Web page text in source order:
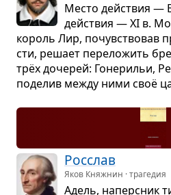
Место действия —
действия — XI в.
король Лир, почув­ство­вав
сти, решает пере­ло­жить
трёх доче­рей: Гоне­ри­льи,
поде­лив между ними своё
Рос­слав
Яков Княжнин · трагедия
Адель, наперс­ник